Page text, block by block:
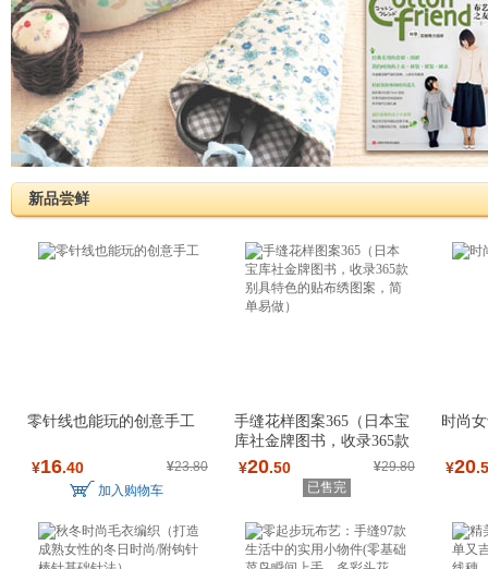
新品尝鲜
零针线也能玩的创意手工
¥16.40 ¥23.80
加入购物车
手缝花样图案365（日本宝
库社金牌图书，收录365款
别具特色的贴布
¥20.50 ¥29.80
已售完
时尚
¥20